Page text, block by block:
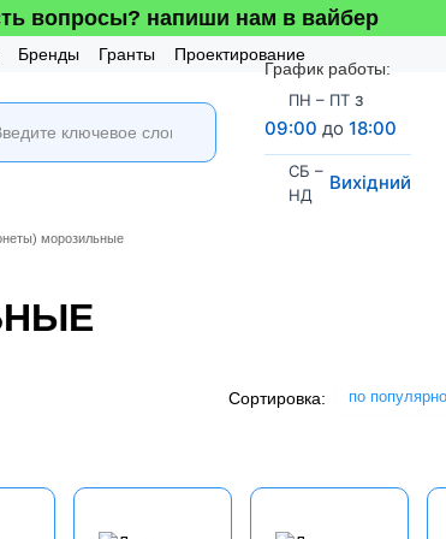
вопросы? напиши нам в вайбер
Бренды Гранты
Проектирование
График работы:
ПН – ПТ з
09:00 до 18:00
СБ –
НД
Вихідний
морозильные
Сортировка: по